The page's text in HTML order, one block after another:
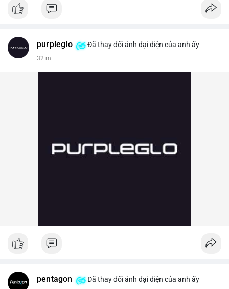
purpleglo Đã thay đổi ảnh đại diện của anh ấy
32 m
pentagon Đã thay đổi ảnh đại diện của anh ấy